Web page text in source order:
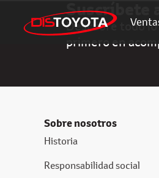
Suscríbete
Descubre todo
primero en
Sobre nosotros
Historia
Responsabilidad social